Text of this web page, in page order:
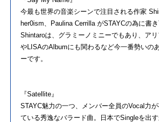
今最も世界の音楽シーンで注目される作家
her0ism、Paulina Cerrilla がSTAYCの為に書き
Shintaroは、グラミーノミニーでもあり、ア
やLISAのAlbumにも関わるなど今一番勢いの
ーです。
『Satellite』
STAYC魅力の一つ、メンバー全員のVocal力
ている秀逸なバラード曲。日本でSingleを出